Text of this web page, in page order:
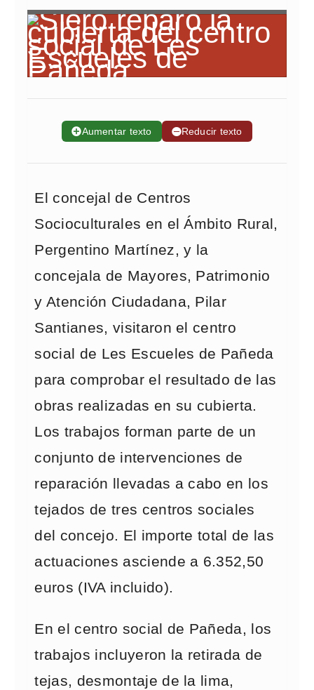
➕Aumentar texto ➖Reducir texto
El concejal de Centros
Socioculturales en el Ámbito Rural,
Pergentino Martínez, y la
concejala de Mayores, Patrimonio
y Atención Ciudadana, Pilar
Santianes, visitaron el centro
social de Les Escueles de Pañeda
para comprobar el resultado de las
obras realizadas en su cubierta.
Los trabajos forman parte de un
conjunto de intervenciones de
reparación llevadas a cabo en los
tejados de tres centros sociales
del concejo. El importe total de las
actuaciones asciende a 6.352,50
euros (IVA incluido).
En el centro social de Pañeda, los
trabajos incluyeron la retirada de
tejas, desmontaje de la lima,